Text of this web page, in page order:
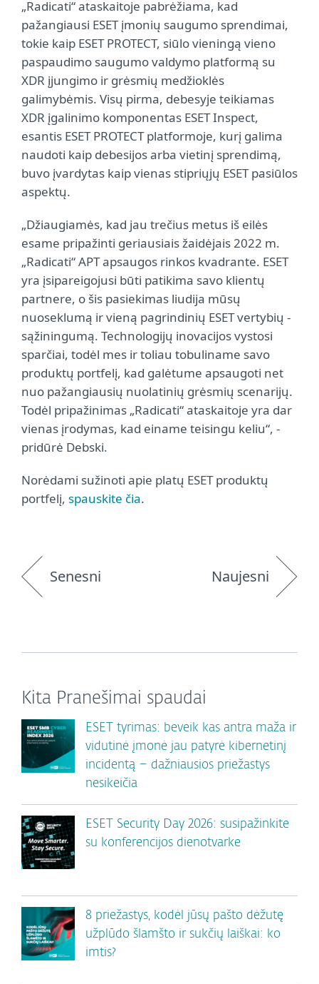
„Radicati“ ataskaitoje pabrėžiama, kad
pažangiausi ESET įmonių saugumo sprendimai,
tokie kaip ESET PROTECT, siūlo vieningą vieno
paspaudimo saugumo valdymo platformą su
XDR įjungimo ir grėsmių medžioklės
galimybėmis. Visų pirma, debesyje teikiamas
XDR įgalinimo komponentas ESET Inspect,
esantis ESET PROTECT platformoje, kurį galima
naudoti kaip debesijos arba vietinį sprendimą,
buvo įvardytas kaip vienas stipriųjų ESET pasiūlos
aspektų.
„Džiaugiamės, kad jau trečius metus iš eilės
esame pripažinti geriausiais žaidėjais 2022 m.
„Radicati“ APT apsaugos rinkos kvadrante. ESET
yra įsipareigojusi būti patikima savo klientų
partnere, o šis pasiekimas liudija mūsų
nuoseklumą ir vieną pagrindinių ESET vertybių -
sąžiningumą. Technologijų inovacijos vystosi
sparčiai, todėl mes ir toliau tobuliname savo
produktų portfelį, kad galėtume apsaugoti net
nuo pažangiausių nuolatinių grėsmių scenarijų.
Todėl pripažinimas „Radicati“ ataskaitoje yra dar
vienas įrodymas, kad einame teisingu keliu“, -
pridūrė Debski.
Norėdami sužinoti apie platų ESET produktų
portfelį, spauskite čia.
Senesni Naujesni
Kita Pranešimai spaudai
ESET tyrimas: beveik kas antra maža ir
vidutinė įmonė jau patyrė kibernetinį
incidentą – dažniausios priežastys
nesikeičia
ESET Security Day 2026: susipažinkite
su konferencijos dienotvarke
8 priežastys, kodėl jūsų pašto dėžutę
užplūdo šlamšto ir sukčių laiškai: ko
imtis?